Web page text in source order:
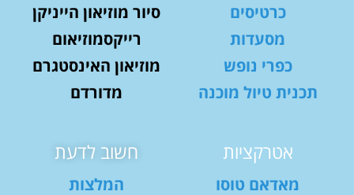
כרטיסים
מסעדות
כפרי נופש
תכנית טיול מוכנה
סיור מוזיאון הייניקן
רייקסמוזיאום
מוזיאון האינסטגרם
מדורדם
אטרקציות
מאדאם טוסו
חשוב לדעת
המלצות